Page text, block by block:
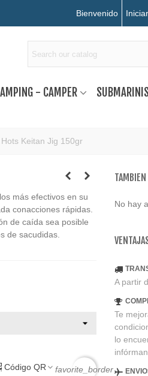
Bienvenido
- CAMPER
Hots Keitan Jig 150gr
más efectivos en su
conacciones rápidas.
de caída sea posible
de sacudidas.
Código QR favorite_border
No hay
A partir
Te
lo